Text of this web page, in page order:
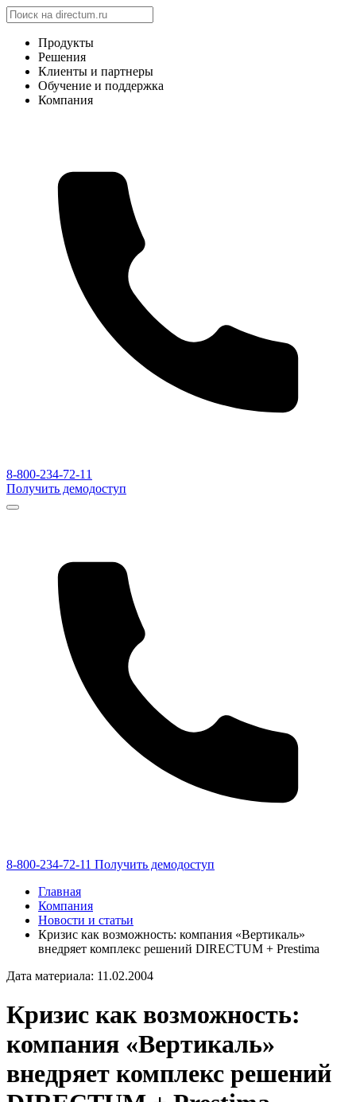
Продукты
Решения
Клиенты и партнеры
Обучение и поддержка
Компания
8-800-234-72-11
Получить демодоступ
8-800-234-72-11 Получить демодоступ
Главная
Компания
Новости и статьи
Кризис как возможность: компания «Вертикаль»
внедряет комплекс решений DIRECTUM + Prestima
Дата материала: 11.02.2004
Кризис как возможность:
компания «Вертикаль»
внедряет комплекс решений